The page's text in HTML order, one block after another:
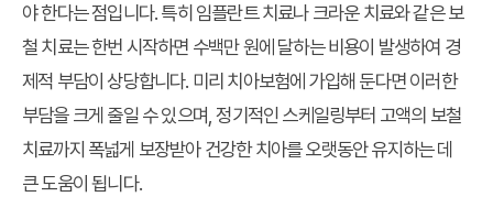
야 한다는 점입니다. 특히 임플란트 치료나 크라운 치료와 같은 보
철 치료는 한번 시작하면 수백만 원에 달하는 비용이 발생하여 경
제적 부담이 상당합니다. 미리 치아보험에 가입해 둔다면 이러한
부담을 크게 줄일 수 있으며, 정기적인 스케일링부터 고액의 보철
치료까지 폭넓게 보장받아 건강한 치아를 오랫동안 유지하는 데
큰 도움이 됩니다.